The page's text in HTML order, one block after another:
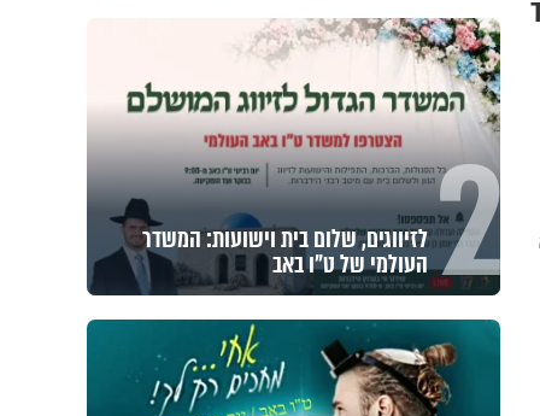
2 לזיווגים, שלום בית וישועות: המשדר
העולמי של ט"ו באב